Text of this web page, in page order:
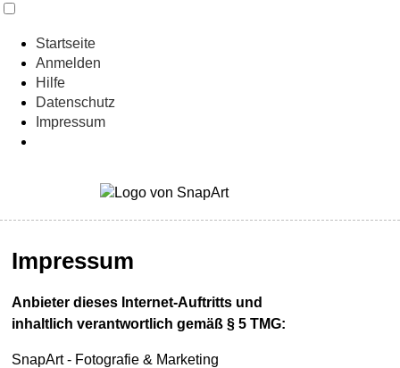
Startseite
Anmelden
Hilfe
Datenschutz
Impressum
Impressum
Anbieter dieses Internet-Auftritts und
inhaltlich verantwortlich gemäß § 5 TMG:
SnapArt - Fotografie & Marketing